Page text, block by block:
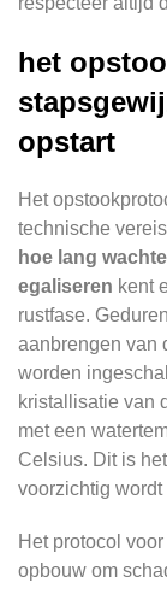
het
opstart
Het
technische
hoe lang
egaliseren kent
rustfase.
aanbrengen van
worden
kristallisatie van
met een
Celsius. Dit is
voorzichtig wordt
Het protocol
opbouw om